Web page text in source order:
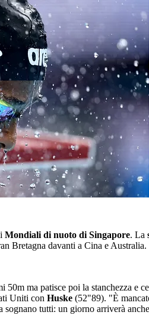
Mondiali di nuoto di Singapore. La
Bretagna davanti a Cina e
ma patisce poi la stanchezza e
Uniti con Huske (52"89). "È
tutti: un giorno arriverà